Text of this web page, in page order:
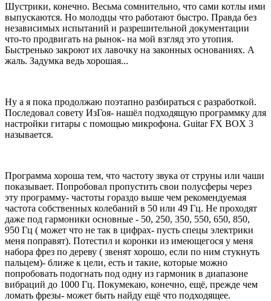
Шустрики, конечно. Весьма сомнительно, что сами котлы ими
выпускаются. Но молодцы что работают быстро. Правда без
независимых испытаний и разрешительной документации
что-то продвигать на рынок- на мой взгляд это утопия.
Быстренько закроют их лавочку на законных основаниях. А
жаль. Задумка ведь хорошая...
Ну а я пока продолжаю поэтапно разбираться с разработкой.
Последовал совету ИзГоя- нашёл подходящую программку для
настройки гитары с помощью микрофона. Guitar FX BOX 3
называется.
Программа хороша тем, что частоту звука от струны или чаши
показывает. Попробовал пропустить свои полусферы через
эту программу- частоты гораздо выше чем рекомендуемая
частота собственных колебаний в 50 или 49 Гц. Не проходят
даже под гармоники основные - 50, 250, 350, 550, 650, 850,
950 Гц ( может что не так в цифрах- пусть спецы электрики
меня поправят). Потестил и коронки из имеющегося у меня
набора фрез по дереву ( звенят хорошо, если по ним стукнуть
пальцем)- ближе к цели, есть и такие, которые можно
попробовать подогнать под одну из гармоник в диапазоне
вибраций до 1000 Гц. Покумекаю, конечно, ещё, прежде чем
ломать фрезы- может быть найду ещё что подходящее.